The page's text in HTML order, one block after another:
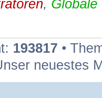
, Globale
193817 •
neuestes